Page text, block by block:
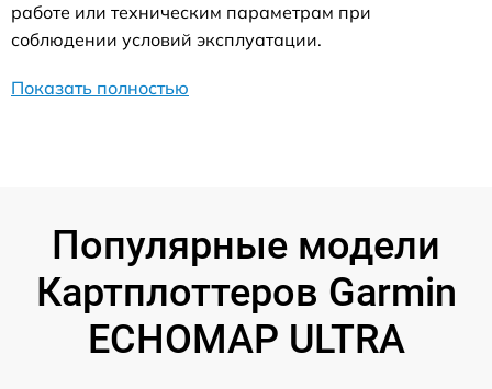
работе или техническим параметрам при
соблюдении условий эксплуатации.
Показать полностью
Популярные модели
Картплоттеров Garmin
ECHOMAP ULTRA